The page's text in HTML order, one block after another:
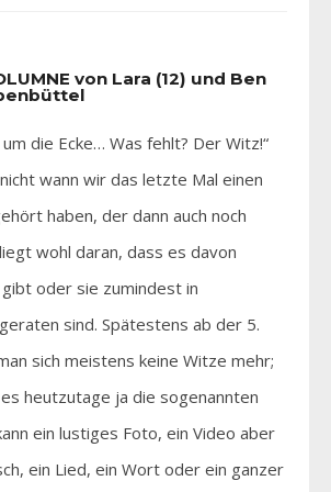
von Lara (12) und Ben
die Ecke… Was fehlt? Der Witz!“
wann wir das letzte Mal einen
haben, der dann auch noch
wohl daran, dass es davon
oder sie zumindest in
sind. Spätestens ab der 5.
sich meistens keine Witze mehr;
heutzutage ja die sogenannten
ein lustiges Foto, ein Video aber
ein Lied, ein Wort oder ein ganzer